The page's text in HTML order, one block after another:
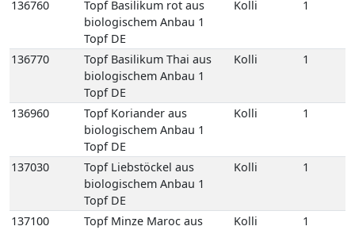
136760
Topf Basilikum rot aus
biologischem Anbau 1
Topf DE
Kolli 1
136770
Topf Basilikum Thai aus
biologischem Anbau 1
Topf DE
Kolli 1
136960
Topf Koriander aus
biologischem Anbau 1
Topf DE
Kolli 1
137030
Topf Liebstöckel aus
biologischem Anbau 1
Topf DE
Kolli 1
137100
Topf Minze Maroc aus
Kolli 1